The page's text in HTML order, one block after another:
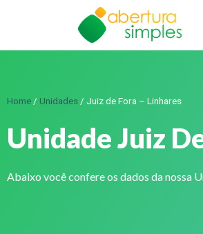
Home / Unidades / Juiz de Fora – Linhares
Unidade Juiz
Abaixo você confere os dados da nossa